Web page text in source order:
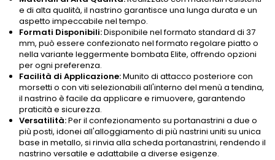
e di alta qualità, il nastrino garantisce una lunga durata e un
aspetto impeccabile nel tempo.
Formati Disponibili:Disponibile nel formato standard di 37
mm, può essere confezionato nel formato regolare piatto o
nella variante leggermente bombata Elite, offrendo opzioni
per ogni preferenza.
Facilità di Applicazione:Munito di attacco posteriore con
morsetti o con viti selezionabili all'interno del menù a tendina,
il nastrino è facile da applicare e rimuovere, garantendo
praticità e sicurezza.
Versatilità:Per il confezionamento su portanastrini a due o
più posti, idonei all'alloggiamento di più nastrini uniti su unica
base in metallo, si rinvia alla scheda portanastrini, rendendo il
nastrino versatile e adattabile a diverse esigenze.